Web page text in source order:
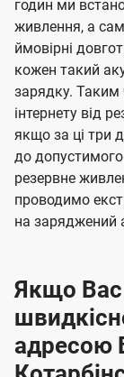
годин ми
живлення, а
ймовірні
кожен такий
зарядку. Таким
інтернету від
якщо за ці три
до
резервне
проводимо
на заряджений
Якщо Вас
адресою